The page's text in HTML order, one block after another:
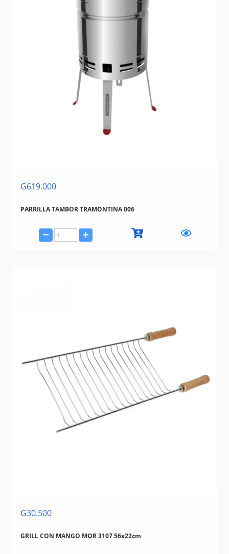
G619.000
PARRILLA TAMBOR TRAMONTINA 006
G30.500
GRILL CON MANGO MOR 3107 56x22cm